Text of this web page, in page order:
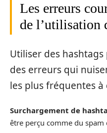
Les erreurs
de l’utilisation
Utiliser des
des erreurs qui
les plus fréquentes à
Surchargement de
être perçu comme du